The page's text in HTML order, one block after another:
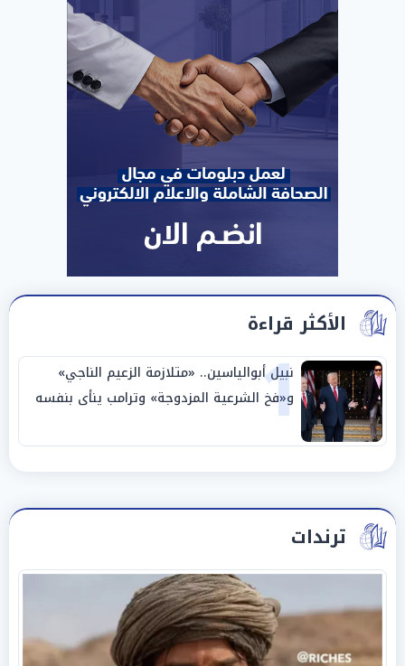
الأكثر قراءة
1
نبيل أبوالياسين.. «متلازمة الزعيم الناجي»
و«فخ الشرعية المزدوجة» وترامب ينأى بنفسه
وحليفه في «ميتم استراتيجي»
ترندات